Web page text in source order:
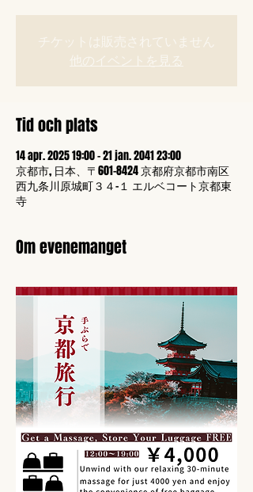
チケットは販売されていません
他のイベントを見る
Tid och plats
14 apr. 2025 19:00 – 21 jan. 2041 23:00
京都市, 日本、〒601-8424 京都府京都市南区
西九条川原城町３４−１ エルベコート京都東
寺
Om evenemanget